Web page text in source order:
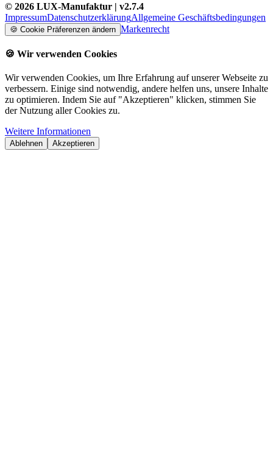
© 2026 LUX-Manufaktur | v2.7.4
ImpressumDatenschutzerklärungAllgemeine Geschäftsbedingungen
🍪 Cookie Präferenzen ändern Markenrecht
🍪 Wir verwenden Cookies
Wir verwenden Cookies, um Ihre Erfahrung auf unserer Webseite zu
verbessern. Einige sind notwendig, andere helfen uns, unsere Inhalte
zu optimieren. Indem Sie auf "Akzeptieren" klicken, stimmen Sie
der Nutzung aller Cookies zu.
Weitere Informationen
Ablehnen Akzeptieren